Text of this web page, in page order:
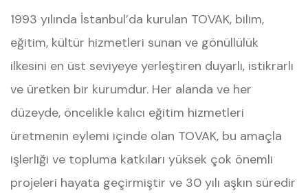
1993 yılında İstanbul’da kurulan TOVAK, bilim,
eğitim, kültür hizmetleri sunan ve gönüllülük
ilkesini en üst seviyeye yerleştiren duyarlı, istikrarlı
ve üretken bir kurumdur. Her alanda ve her
düzeyde, öncelikle kalıcı eğitim hizmetleri
üretmenin eylemi içinde olan TOVAK, bu amaçla
işlerliği ve topluma katkıları yüksek çok önemli
projeleri hayata geçirmiştir ve 30 yılı aşkın süredir